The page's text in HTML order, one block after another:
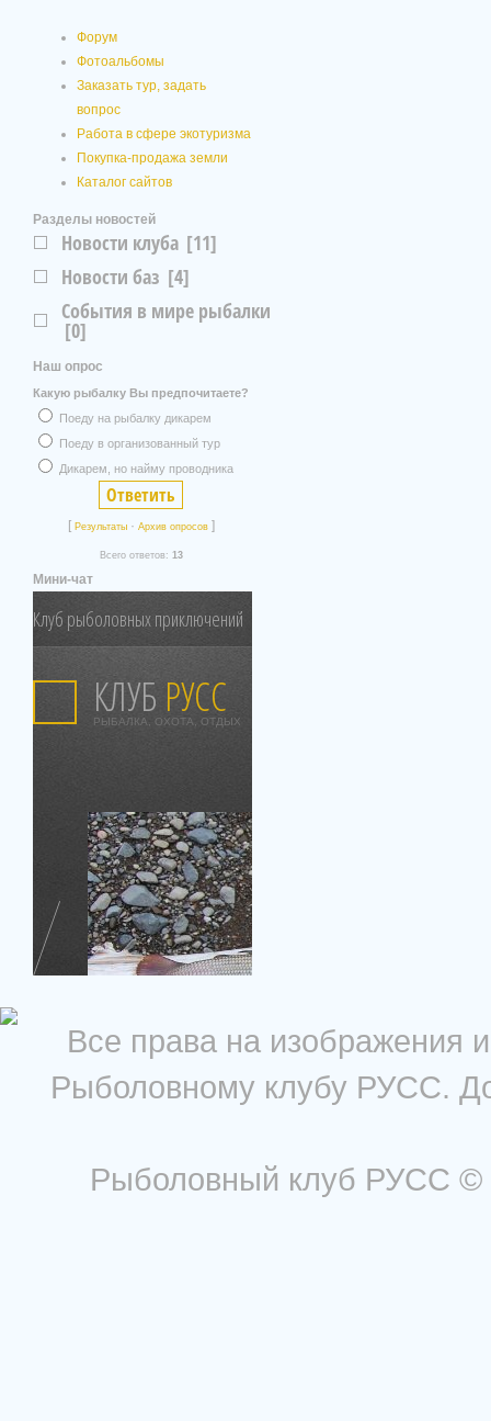
Форум
Фотоальбомы
Заказать тур, задать
вопрос
Работа в сфере экотуризма
Покупка-продажа земли
Каталог сайтов
Разделы новостей
Новости клуба [11]
Новости баз [4]
События в мире рыбалки
[0]
Наш опрос
Какую рыбалку Вы предпочитаете?
Поеду на рыбалку дикарем
Поеду в организованный тур
Дикарем, но найму проводника
[ Результаты· Архив опросов]
Всего ответов: 13
Мини-чат
Все права на изображения
Рыболовному клубу РУСС.
Рыболовный клуб РУСС ©